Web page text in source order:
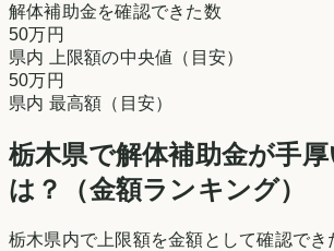
解体補助金を確認できた数
50万円
県内 上限額の中央値（目安）
50万円
県内 最高額（目安）
栃木県で解体補助金が手
は？（金額ランキング）
栃木県内で上限額を金額として確認でき